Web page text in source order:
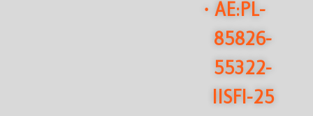
· AE:PL-
85826-
55322-
IISFI-25